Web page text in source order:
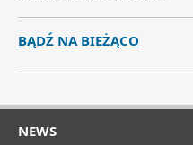
BĄDŹ NA BIEŻĄCO
NEWS